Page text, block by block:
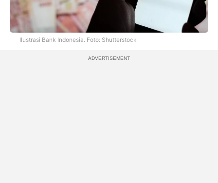
Ilustrasi Bank Indonesia. Foto: Shutterstock
ADVERTISEMENT